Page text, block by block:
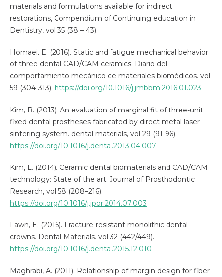
materials and formulations available for indirect
restorations, Compendium of Continuing education in
Dentistry, vol 35 (38 – 43).
Homaei, E. (2016). Static and fatigue mechanical behavior
of three dental CAD/CAM ceramics. Diario del
comportamiento mecánico de materiales biomédicos. vol
59 (304-313). https://doi.org/10.1016/j.jmbbm.2016.01.023
Kim, B. (2013). An evaluation of marginal fit of three-unit
fixed dental prostheses fabricated by direct metal laser
sintering system. dental materials, vol 29 (91-96).
https://doi.org/10.1016/j.dental.2013.04.007
Kim, L. (2014). Ceramic dental biomaterials and CAD/CAM
technology: State of the art. Journal of Prosthodontic
Research, vol 58 (208–216).
https://doi.org/10.1016/j.jpor.2014.07.003
Lawn, E. (2016). Fracture-resistant monolithic dental
crowns. Dental Materials. vol 32 (442/449).
https://doi.org/10.1016/j.dental.2015.12.010
Maghrabi, A. (2011). Relationship of margin design for fiber-